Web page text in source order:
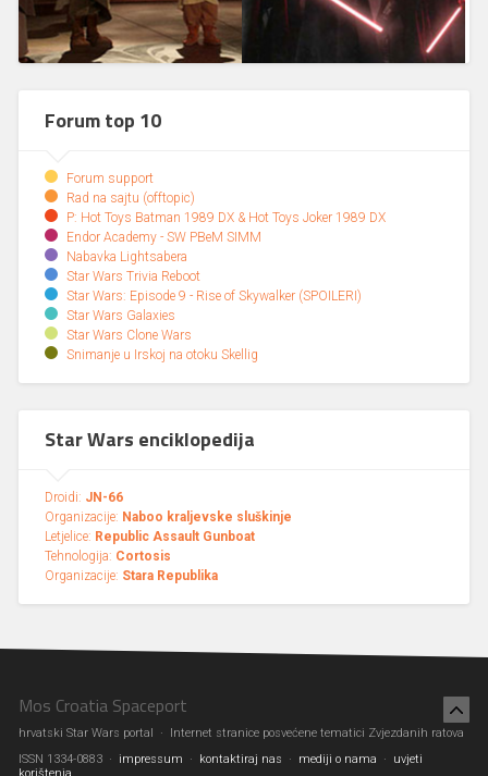
Forum top 10
Forum support
Rad na sajtu (offtopic)
P: Hot Toys Batman 1989 DX & Hot Toys Joker 1989 DX
Endor Academy - SW PBeM SIMM
Nabavka Lightsabera
Star Wars Trivia Reboot
Star Wars: Episode 9 - Rise of Skywalker (SPOILERI)
Star Wars Galaxies
Star Wars Clone Wars
Snimanje u Irskoj na otoku Skellig
Star Wars enciklopedija
Droidi: JN-66
Organizacije: Naboo kraljevske sluškinje
Letjelice: Republic Assault Gunboat
Tehnologija: Cortosis
Organizacije: Stara Republika
Mos Croatia Spaceport
hrvatski Star Wars portal · Internet stranice posvećene tematici Zvjezdanih ratova
ISSN 1334-0883 ·
impressum · kontaktiraj nas · mediji o nama ·
uvjeti